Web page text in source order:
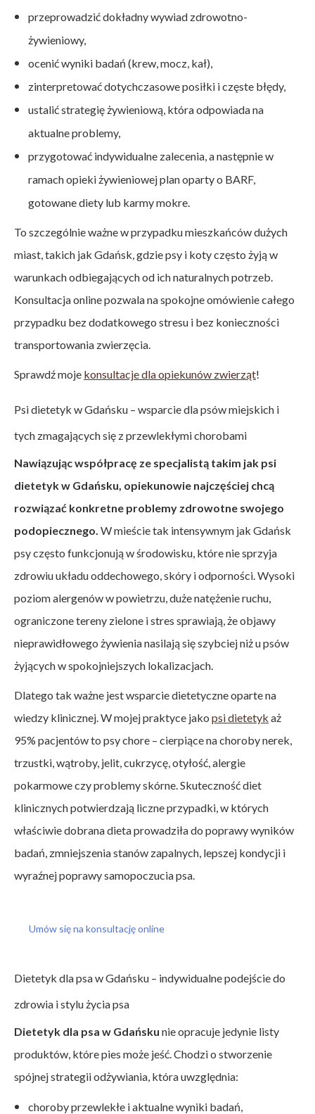
przeprowadzić dokładny wywiad zdrowotno-
żywieniowy,
ocenić wyniki badań (krew, mocz, kał),
zinterpretować dotychczasowe posiłki i częste błędy,
ustalić strategię żywieniową, która odpowiada na
aktualne problemy,
przygotować indywidualne zalecenia, a następnie w
ramach opieki żywieniowej plan oparty o BARF,
gotowane diety lub karmy mokre.
To szczególnie ważne w przypadku mieszkańców dużych
miast, takich jak Gdańsk, gdzie psy i koty często żyją w
warunkach odbiegających od ich naturalnych potrzeb.
Konsultacja online pozwala na spokojne omówienie całego
przypadku bez dodatkowego stresu i bez konieczności
transportowania zwierzęcia.
Sprawdź moje konsultacje dla opiekunów zwierząt!
Psi dietetyk w Gdańsku – wsparcie dla psów miejskich i
tych zmagających się z przewlekłymi chorobami
Nawiązując współpracę ze specjalistą takim jak psi
dietetyk w Gdańsku, opiekunowie najczęściej chcą
rozwiązać konkretne problemy zdrowotne swojego
podopiecznego. W mieście tak intensywnym jak Gdańsk
psy często funkcjonują w środowisku, które nie sprzyja
zdrowiu układu oddechowego, skóry i odporności. Wysoki
poziom alergenów w powietrzu, duże natężenie ruchu,
ograniczone tereny zielone i stres sprawiają, że objawy
nieprawidłowego żywienia nasilają się szybciej niż u psów
żyjących w spokojniejszych lokalizacjach.
Dlatego tak ważne jest wsparcie dietetyczne oparte na
wiedzy klinicznej. W mojej praktyce jako psi dietetyk aż
95% pacjentów to psy chore – cierpiące na choroby nerek,
trzustki, wątroby, jelit, cukrzycę, otyłość, alergie
pokarmowe czy problemy skórne. Skuteczność diet
klinicznych potwierdzają liczne przypadki, w których
właściwie dobrana dieta prowadziła do poprawy wyników
badań, zmniejszenia stanów zapalnych, lepszej kondycji i
wyraźnej poprawy samopoczucia psa.
Umów się na konsultację online
Dietetyk dla psa w Gdańsku – indywidualne podejście do
zdrowia i stylu życia psa
Dietetyk dla psa w Gdańsku nie opracuje jedynie listy
produktów, które pies może jeść. Chodzi o stworzenie
spójnej strategii odżywiania, która uwzględnia:
choroby przewlekłe i aktualne wyniki badań,